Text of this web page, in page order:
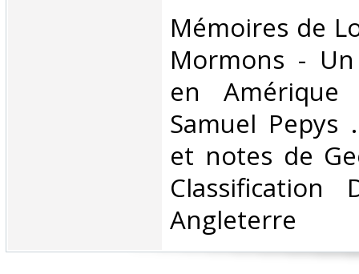
‎Mémoires de
Mormons -
en
Samuel Pepys
et notes de
Classification
Angleterre‎